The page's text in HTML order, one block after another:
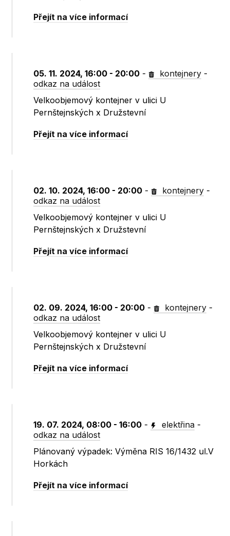
Přejít na více informací
05. 11. 2024, 16:00 - 20:00 - kontejnery -
odkaz na událost
Velkoobjemový kontejner v ulici U
Pernštejnských x Družstevní
Přejít na více informací
02. 10. 2024, 16:00 - 20:00 - kontejnery -
odkaz na událost
Velkoobjemový kontejner v ulici U
Pernštejnských x Družstevní
Přejít na více informací
02. 09. 2024, 16:00 - 20:00 - kontejnery -
odkaz na událost
Velkoobjemový kontejner v ulici U
Pernštejnských x Družstevní
Přejít na více informací
19. 07. 2024, 08:00 - 16:00 - elektřina -
odkaz na událost
Plánovaný výpadek: Výměna RIS 16/1432 ul.V
Horkách
Přejít na více informací